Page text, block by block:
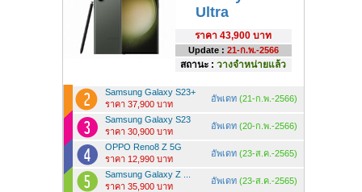
Ultra
ราคา 43,900 บาท
Update : 21-ก.พ.-2566
สถานะ : วางจำหน่ายแล้ว
Samsung Galaxy S23+
ราคา 37,900 บาท
อัพเดท (21-ก.พ.-2566)
Samsung Galaxy S23
ราคา 30,900 บาท
อัพเดท (20-ก.พ.-2566)
OPPO Reno8 Z 5G
ราคา 12,990 บาท
อัพเดท (23-ส.ค.-2565)
Samsung Galaxy Z ...
ราคา 35,900 บาท
อัพเดท (23-ส.ค.-2565)